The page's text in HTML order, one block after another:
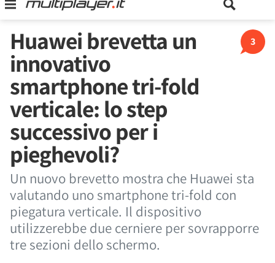
3
Huawei brevetta un
innovativo
smartphone tri-fold
verticale: lo step
successivo per i
pieghevoli?
Un nuovo brevetto mostra che Huawei sta
valutando uno smartphone tri-fold con
piegatura verticale. Il dispositivo
utilizzerebbe due cerniere per sovrapporre
tre sezioni dello schermo.